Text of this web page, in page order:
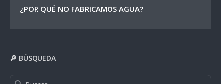
¿POR QUÉ NO FABRICAMOS AGUA?
🔎 BÚSQUEDA